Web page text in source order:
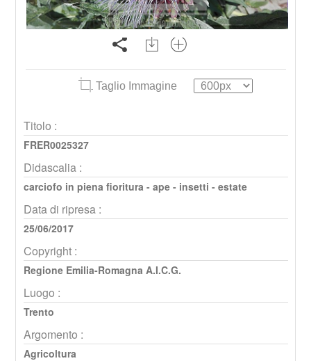
Taglio Immagine
Titolo :
FRER0025327
Didascalia :
carciofo in piena fioritura - ape - insetti - estate
Data di ripresa :
25/06/2017
Copyright :
Regione Emilia-Romagna A.I.C.G.
Luogo :
Trento
Argomento :
Agricoltura